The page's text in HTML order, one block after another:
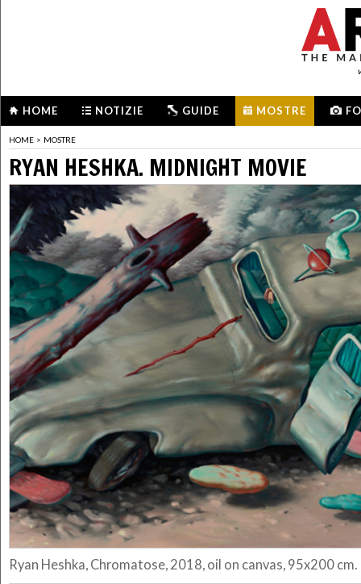
HOME NOTIZIE GUIDE MOSTRE
HOME > MOSTRE
RYAN HESHKA. MIDNIGHT MOVIE
Ryan Heshka, Chromatose, 2018, oil on canvas, 95x200 cm.